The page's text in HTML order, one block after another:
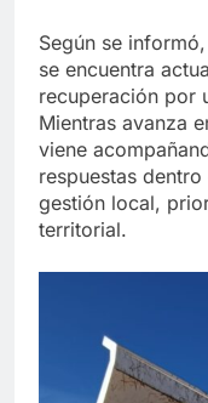
Según se
se encuentra
recuperación por
Mientras avanza
viene
respuestas
gestión local,
territorial.